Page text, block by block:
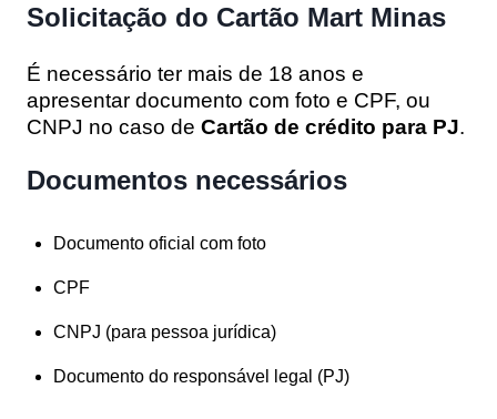
Solicitação do Cartão Mart Minas
É necessário ter mais de 18 anos e
apresentar documento com foto e CPF, ou
CNPJ no caso de Cartão de crédito para PJ.
Documentos necessários
Documento oficial com foto
CPF
CNPJ (para pessoa jurídica)
Documento do responsável legal (PJ)